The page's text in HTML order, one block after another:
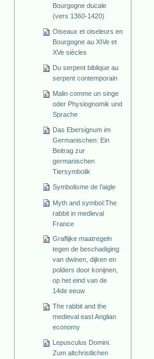
Bourgogne ducale
(vers 1360-1420)
Oiseaux et oiseleurs en
Bourgogne au XIVe et
XVe siècles
Du serpent biblique au
serpent contemporain
Malin comme un singe
oder Physiognomik und
Sprache
Das Ebersignum im
Germanischen: Ein
Beitrag zur
germanischen
Tiersymbolik
Symbolisme de l’aigle
Myth and symbol:The
rabbit in medieval
France
Graflijke maatregeln
tegen de beschadiging
van dwinen, dijken en
polders door konijnen,
op het eind van de
14de eeuw
The rabbit and the
medieval east Anglian
economy
Lepusculus Domini.
Zum altchristlichen